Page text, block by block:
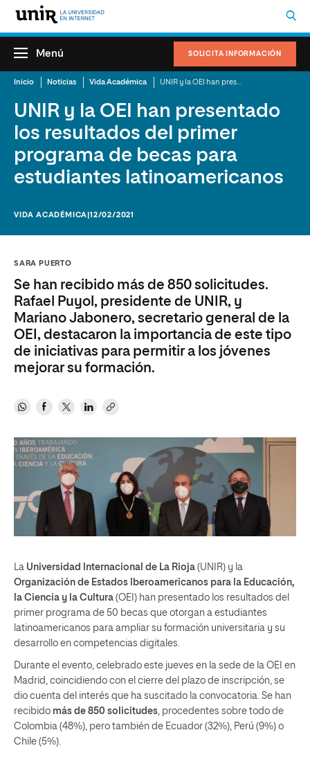
SOLICITA INFORMACIÓN
Menú
Inicio Noticias Vida Académica
UNIR y la OEI han presentado
los resultados del primer
programa de becas para
estudiantes latinoamericanos
VIDA ACADÉMICA |12/02/2021
SARA PUERTO
Se han recibido más de 850 solicitudes.
Rafael Puyol, presidente de UNIR, y
Mariano Jabonero, secretario general de la
OEI, destacaron la importancia de este tipo
de iniciativas para permitir a los jóvenes
mejorar su formación.
La Universidad Internacional de La Rioja (UNIR) y la
Organización de Estados Iberoamericanos para la Educación,
la Ciencia y la Cultura (OEI) han presentado los resultados del
primer programa de 50 becas que otorgan a estudiantes
latinoamericanos para ampliar su formación universitaria y su
desarrollo en competencias digitales.
Durante el evento, celebrado este jueves en la sede de la OEI en
Madrid, coincidiendo con el cierre del plazo de inscripción, se
dio cuenta del interés que ha suscitado la convocatoria. Se han
recibido más de 850 solicitudes , procedentes sobre todo de
Colombia (48%), pero también de Ecuador (32%), Perú (9%) o
Chile (5%).